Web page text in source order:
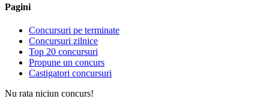
Pagini
Concursuri pe terminate
Concursuri zilnice
Top 20 concursuri
Propune un concurs
Castigatori concursuri
Nu rata niciun concurs!